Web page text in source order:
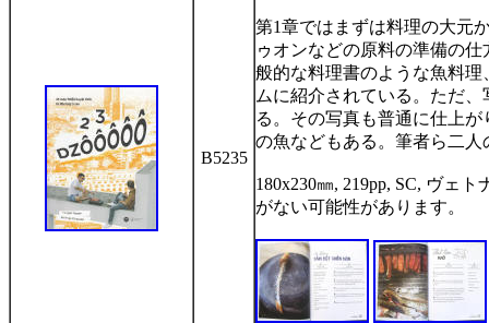
B5235
第1章ではまずは料理の大元
ゥオンなどの原料の準備の
般的な料理書のような魚料理
ムに紹介されている。ただ
る。その写真も普通に仕上
の魚などもある。筆者ら二人
180x230㎜, 219pp, SC, ヴェト
がない可能性があります。